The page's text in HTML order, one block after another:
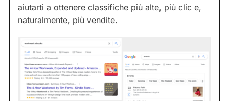
aiutarti a ottenere classifiche più alte, più clic e,
naturalmente, più vendite.